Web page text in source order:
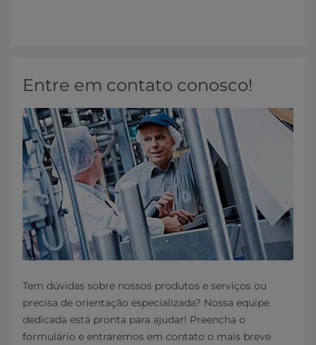
Entre em contato conosco!
Tem dúvidas sobre nossos produtos e serviços ou
precisa de orientação especializada? Nossa equipe
dedicada está pronta para ajudar! Preencha o
formulário e entraremos em contato o mais breve